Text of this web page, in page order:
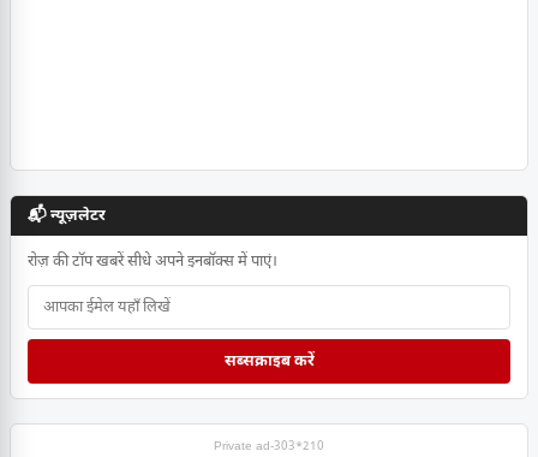
📬 न्यूज़लेटर
रोज़ की टॉप खबरें सीधे अपने इनबॉक्स में पाएं।
सब्सक्राइब करें
Private ad-303*210